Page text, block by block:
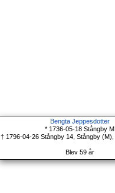
Bengta Jeppesdotter
* 1736-05-18 Stångby M
† 1796-04-26 Stångby 14, Stångby
Blev 59 år